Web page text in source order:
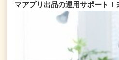
マアプリ出品の運用サポート！